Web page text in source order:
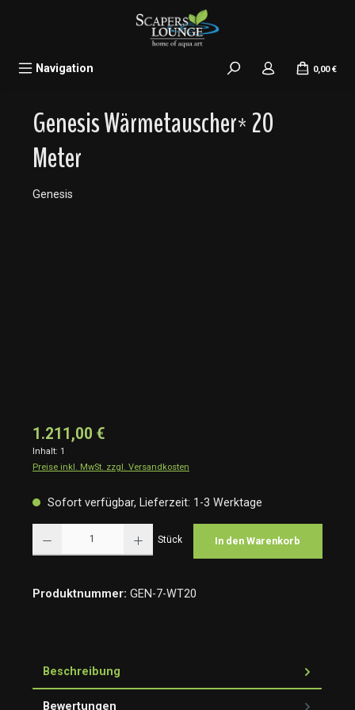
Navigation 0,00 €
Genesis Wärmetauscher* 20
Meter
Genesis
1.211,00 €
Inhalt: 1
Preise inkl. MwSt. zzgl. Versandkosten
Sofort verfügbar, Lieferzeit: 1-3 Werktage
Stück In den Warenkorb
Produktnummer: GEN-7-WT20
Beschreibung
Bewertungen